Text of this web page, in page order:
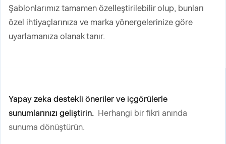
Şablonlarımız tamamen özelleştirilebilir olup, bunları
özel ihtiyaçlarınıza ve marka yönergelerinize göre
uyarlamanıza olanak tanır.
Yapay zeka destekli öneriler ve içgörülerle
sunumlarınızı geliştirin. Herhangi bir fikri anında
sunuma dönüştürün.